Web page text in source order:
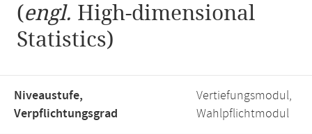
(engl. High-dimensional
Statistics)
Niveaustufe,
Verpflichtungsgrad
Vertiefungsmodul,
Wahlpflichtmodul